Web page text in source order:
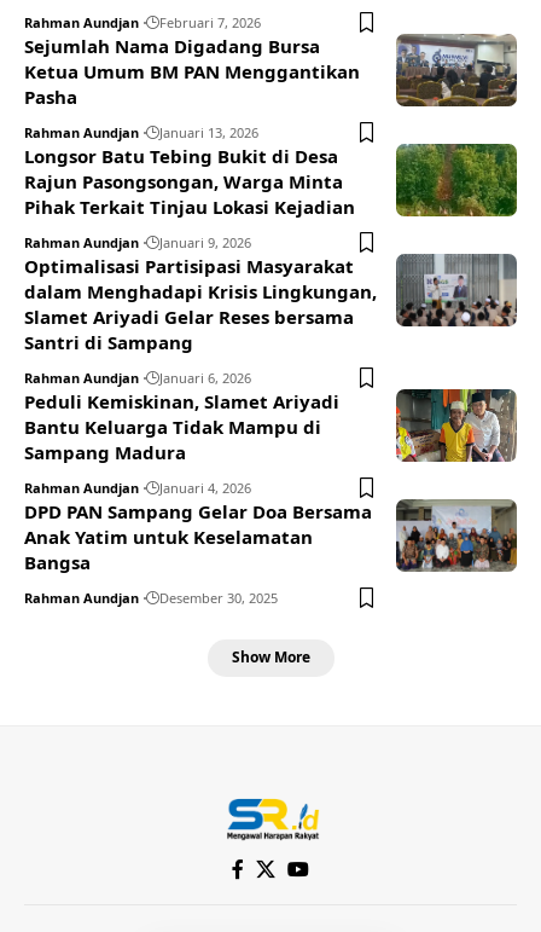
Rahman Aundjan Februari 7, 2026
Sejumlah Nama Digadang Bursa
Ketua Umum BM PAN Menggantikan
Pasha
Rahman Aundjan Januari 13, 2026
Longsor Batu Tebing Bukit di Desa
Rajun Pasongsongan, Warga Minta
Pihak Terkait Tinjau Lokasi Kejadian
Rahman Aundjan Januari 9, 2026
Optimalisasi Partisipasi Masyarakat
dalam Menghadapi Krisis Lingkungan,
Slamet Ariyadi Gelar Reses bersama
Santri di Sampang
Rahman Aundjan Januari 6, 2026
Peduli Kemiskinan, Slamet Ariyadi
Bantu Keluarga Tidak Mampu di
Sampang Madura
Rahman Aundjan Januari 4, 2026
DPD PAN Sampang Gelar Doa Bersama
Anak Yatim untuk Keselamatan
Bangsa
Rahman Aundjan Desember 30, 2025
Show More